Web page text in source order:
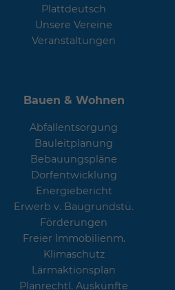
Plattdeutsch
Unsere Vereine
Veranstaltungen
Bauen & Wohnen
Abfallentsorgung
Bauleitplanung
Bebauungspläne
Dorfentwicklung
Energiebericht
Erwerb v. Baugrundstü.
Förderungen
Freier Immobilienm.
Klimaschutz
Lärmaktionsplan
Planrechtl. Auskünfte